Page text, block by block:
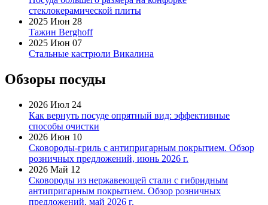
стеклокерамической плиты
2025 Июн 28
Тажин Berghoff
2025 Июн 07
Стальные кастрюли Викалина
Обзоры посуды
2026 Июл 24
Как вернуть посуде опрятный вид: эффективные
способы очистки
2026 Июн 10
Сковороды-гриль с антипригарным покрытием. Обзор
розничных предложений, июнь 2026 г.
2026 Май 12
Сковороды из нержавеющей стали с гибридным
антипригарным покрытием. Обзор розничных
предложений, май 2026 г.